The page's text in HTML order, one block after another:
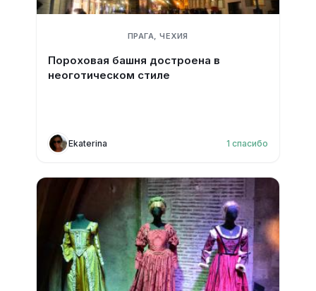
ПРАГА, ЧЕХИЯ
Пороховая башня достроена в
неоготическом стиле
Ekaterina 1 спасибо